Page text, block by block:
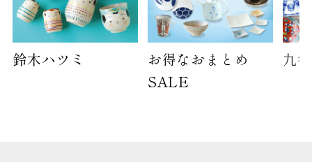
のしについて
のしについてはこちらをご覧ください
鈴木ハツミ
お得なおまとめ
SALE
九